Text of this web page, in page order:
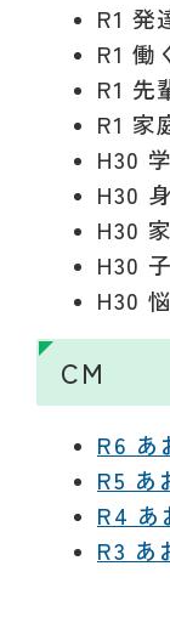
R1
R1
R1
R1
H30
H30
H30
H30
H30
CM
R6 あ
R5 あ
R4 あ
R3 あ